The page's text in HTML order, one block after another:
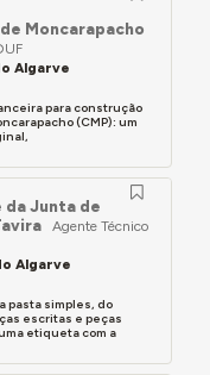
Moncarapacho
Algarve
para construção
(CMP): um
Junta de
Agente Técnico
Algarve
pasta simples, do
escritas e peças
etiqueta com a